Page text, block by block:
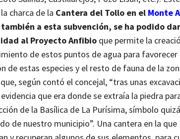
charca de la Cantera del Tollo en el Monte
a esta subvención, se ha podido dar
al Proyecto Anfibio que permite la
de estos puntos de agua para favorecer
de estas especies y el resto de fauna de la
según contó el concejal, “tras unas
que era donde se extraía la piedra
de la Basílica de La Purísima, símbolo
de nuestro municipio”. Una cantera en la